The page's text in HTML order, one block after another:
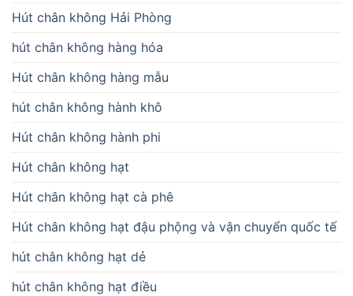
Hút chân không Hải Phòng
hút chân không hàng hóa
Hút chân không hàng mẫu
hút chân không hành khô
Hút chân không hành phi
Hút chân không hạt
Hút chân không hạt cà phê
Hút chân không hạt đậu phộng và vận chuyển quốc tế
hút chân không hạt dẻ
hút chân không hạt điều